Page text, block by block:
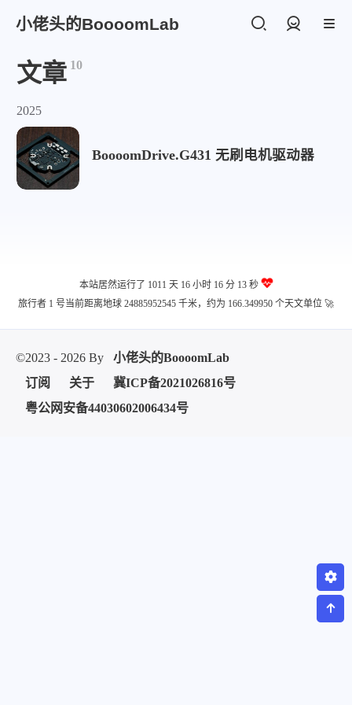
小佬头的BoooomLab
文章 10
2025
BoooomDrive.G431 无刷电机驱动器
本站居然运行了 1011 天16 小时 16 分 13 秒
旅行者 1 号当前距离地球 24885952545 千米，约为 166.349950 个天文单位 🚀
©2023 - 2026 By
小佬头的BoooomLab
订阅
关于
冀ICP备2021026816号
粤公网安备44030602006434号